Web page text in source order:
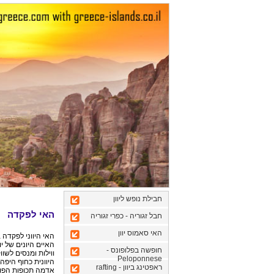
חבילת נופש ליוון
חבל זגוריה - כפרי זגוריה
האי סאמוס יוון
חופשה בפלופונס -
Peloponnese
ראפטינג ביוון - rafting
האי לפקדה
האיים היונים של
ווילות ומנסים
היוונית כחוף
אדמה תכופות